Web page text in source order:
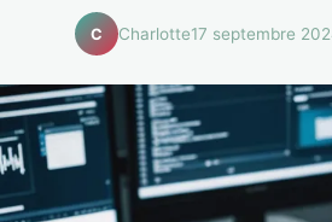
C Charlotte17 septembre